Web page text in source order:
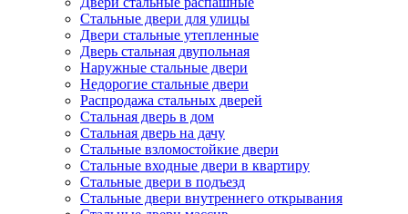
Стальные двери для улицы
Двери стальные утепленные
Дверь стальная двупольная
Наружные стальные двери
Недорогие стальные двери
Распродажа стальных дверей
Стальная дверь в дом
Стальная дверь на дачу
Стальные взломостойкие двери
Стальные входные двери в квартиру
Стальные двери в подъезд
Стальные двери внутреннего открывания